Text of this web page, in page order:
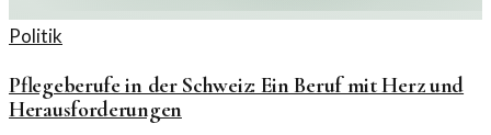
Politik
Pflegeberufe in der Schweiz: Ein Beruf mit Herz und
Herausforderungen